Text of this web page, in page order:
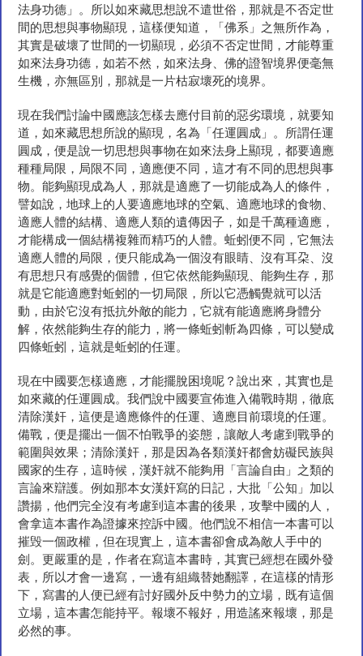
法身功德」。所以如來藏思想說不遣世俗，那就是不否定世
間的思想與事物顯現，這樣便知道，「佛系」之無所作為，
其實是破壞了世間的一切顯現，必須不否定世間，才能尊重
如來法身功德，如若不然，如來法身、佛的證智境界便毫無
生機，亦無區別，那就是一片枯寂壞死的境界。
現在我們討論中國應該怎樣去應付目前的惡劣環境，就要知
道，如來藏思想所說的顯現，名為「任運圓成」。所謂任運
圓成，便是說一切思想與事物在如來法身上顯現，都要適應
種種局限，局限不同，適應便不同，這才有不同的思想與事
物。能夠顯現成為人，那就是適應了一切能成為人的條件，
譬如說，地球上的人要適應地球的空氣、適應地球的食物、
適應人體的結構、適應人類的遺傳因子，如是千萬種適應，
才能構成一個結構複雜而精巧的人體。蚯蚓便不同，它無法
適應人體的局限，便只能成為一個沒有眼睛、沒有耳朶、沒
有思想只有感覺的個體，但它依然能夠顯現、能夠生存，那
就是它能適應對蚯蚓的一切局限，所以它憑觸覺就可以活
動，由於它沒有抵抗外敵的能力，它就有能適應將身體分
解，依然能夠生存的能力，將一條蚯蚓斬為四條，可以變成
四條蚯蚓，這就是蚯蚓的任運。
現在中國要怎樣適應，才能擺脫困境呢？說出來，其實也是
如來藏的任運圓成。我們說中國要宣佈進入備戰時期，徹底
清除漢奸，這便是適應條件的任運、適應目前環境的任運。
備戰，便是擺出一個不怕戰爭的姿態，讓敵人考慮到戰爭的
範圍與效果；清除漢奸，那是因為各類漢奸都會妨礙民族與
國家的生存，這時候，漢奸就不能夠用「言論自由」之類的
言論來辯護。例如那本女漢奸寫的日記，大批「公知」加以
讚揚，他們完全沒有考慮到這本書的後果，攻擊中國的人，
會拿這本書作為證據來控訴中國。他們說不相信一本書可以
摧毁一個政權，但在現實上，這本書卻會成為敵人手中的
劍。更嚴重的是，作者在寫這本書時，其實已經想在國外發
表，所以才會一邊寫，一邊有組織替她翻譯，在這樣的情形
下，寫書的人便已經有討好國外反中勢力的立場，既有這個
立場，這本書怎能持平。報壞不報好，用造謠來報壞，那是
必然的事。